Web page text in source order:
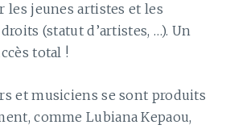
les jeunes artistes et les
(statut d’artistes, …). Un
total !
et musiciens se sont produits
comme Lubiana Kepaou,